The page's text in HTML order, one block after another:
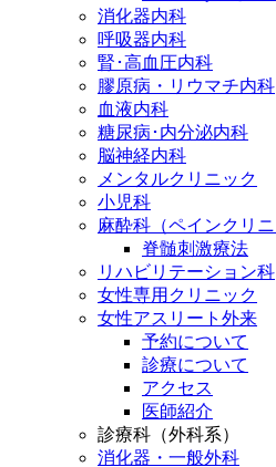
消化器内科
呼吸器内科
腎･高血圧内科
膠原病・リウマチ内科
血液内科
糖尿病･内分泌内科
脳神経内科
メンタルクリニック
小児科
麻酔科（ペインクリニ
脊髄刺激療法
リハビリテーション科
女性専用クリニック
女性アスリート外来
予約について
診療について
アクセス
医師紹介
診療科（外科系）
消化器・一般外科